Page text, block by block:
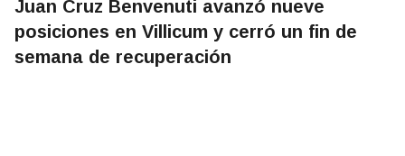
Juan Cruz Benvenuti avanzó nueve
posiciones en Villicum y cerró un fin de
semana de recuperación